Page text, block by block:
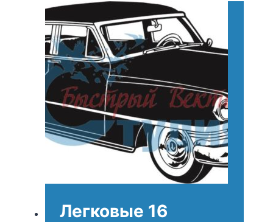
Легковые 16